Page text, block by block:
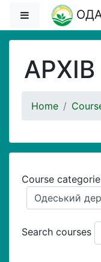
Skip to main content
Side panel
Home
Course
Search courses